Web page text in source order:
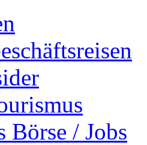
Börse / Jobs